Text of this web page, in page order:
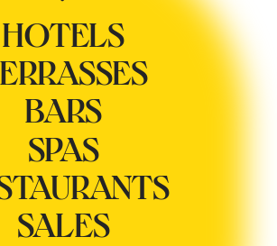
HOTELS
BARS
SPAS
SALES